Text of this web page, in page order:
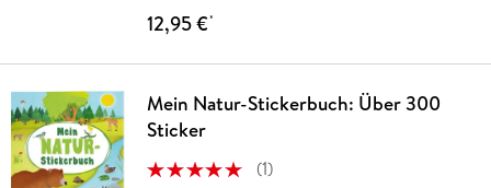
12,95 €*
Mein Natur-Stickerbuch: Über 300
Sticker
(1)